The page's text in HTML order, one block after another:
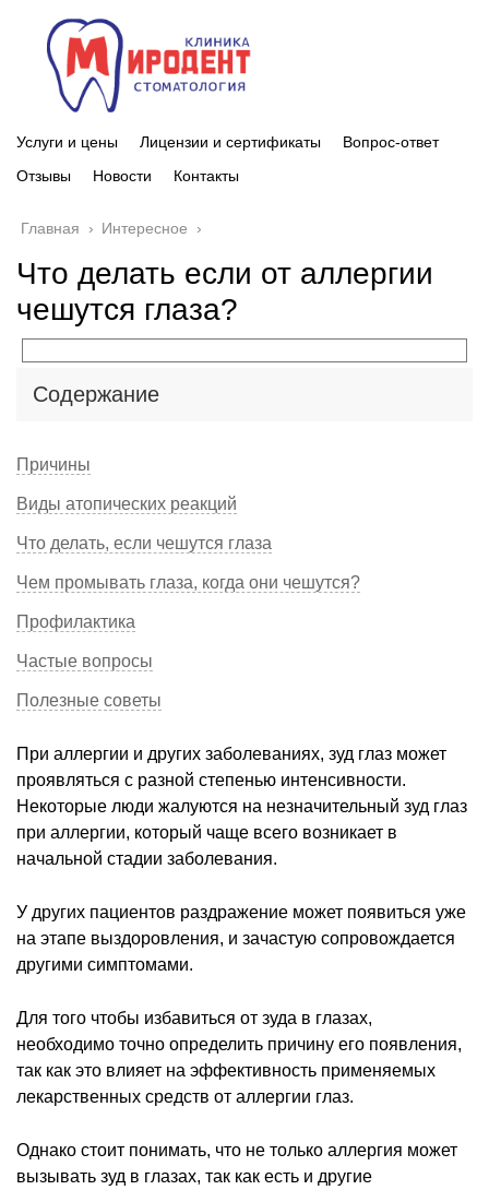
Услуги и цены Лицензии и сертификаты
Вопрос-ответ
Отзывы
Новости Контакты
Главная › Интересное ›
Что делать если от аллергии
чешутся глаза?
Содержание
Причины
Виды атопических реакций
Что делать, если чешутся глаза
Чем промывать глаза, когда они чешутся?
Профилактика
Частые вопросы
Полезные советы
При аллергии и других заболеваниях, зуд глаз может
проявляться с разной степенью интенсивности.
Некоторые люди жалуются на незначительный зуд глаз
при аллергии, который чаще всего возникает в
начальной стадии заболевания.
У других пациентов раздражение может появиться уже
на этапе выздоровления, и зачастую сопровождается
другими симптомами.
Для того чтобы избавиться от зуда в глазах,
необходимо точно определить причину его появления,
так как это влияет на эффективность применяемых
лекарственных средств от аллергии глаз.
Однако стоит понимать, что не только аллергия может
вызывать зуд в глазах, так как есть и другие